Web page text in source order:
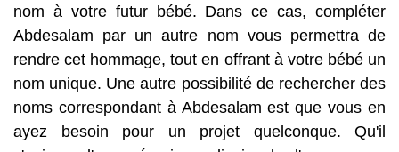
nom à votre futur bébé. Dans ce cas, compléter
Abdesalam par un autre nom vous permettra de
rendre cet hommage, tout en offrant à votre bébé un
nom unique. Une autre possibilité de rechercher des
noms correspondant à Abdesalam est que vous en
ayez besoin pour un projet quelconque. Qu'il